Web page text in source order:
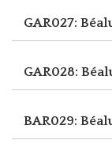
GAR027:
GAR028:
BAR029: